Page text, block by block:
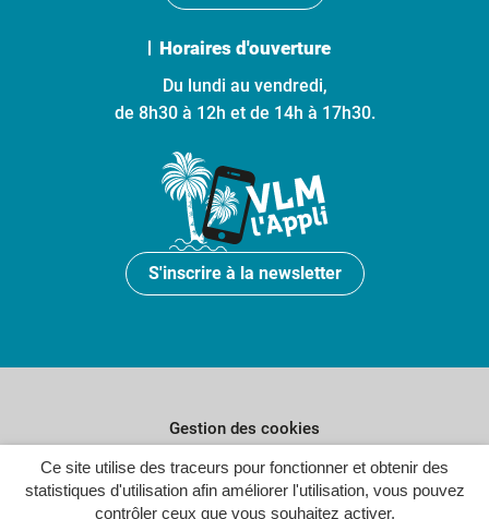
Ce site utilise des traceurs pour fonctionner et obtenir des
statistiques d'utilisation afin améliorer l'utilisation, vous pouvez
contrôler ceux que vous souhaitez activer.
Horaires d'ouverture
Du lundi au vendredi,
de 8h30 à 12h et de 14h à 17h30.
S'inscrire à la newsletter
Gestion des cookies
Plan du site
Politique de confidentialité